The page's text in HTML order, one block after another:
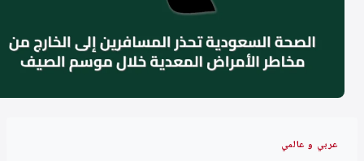
عربي و عالمي